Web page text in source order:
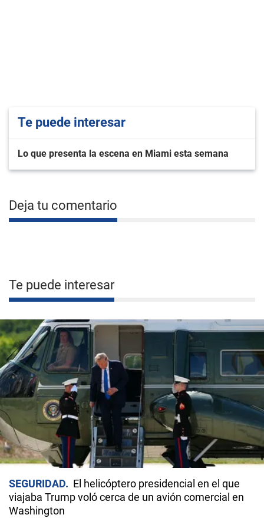
Te puede interesar
Lo que presenta la escena en Miami esta semana
Deja tu comentario
Te puede interesar
SEGURIDAD
El helicóptero presidencial en el que
viajaba Trump voló cerca de un avión comercial en
Washington